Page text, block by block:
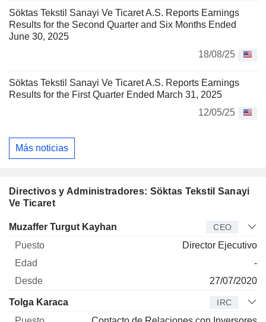
Söktas Tekstil Sanayi Ve Ticaret A.S. Reports Earnings
Results for the Second Quarter and Six Months Ended
June 30, 2025
18/08/25
Söktas Tekstil Sanayi Ve Ticaret A.S. Reports Earnings
Results for the First Quarter Ended March 31, 2025
12/05/25
Más noticias
Directivos y Administradores: Söktas Tekstil Sanayi
Ve Ticaret
Director Puesto Edad Desde
Muzaffer Turgut Kayhan CEO
Director Ejecutivo
-
27/07/2020
Tolga Karaca IRC